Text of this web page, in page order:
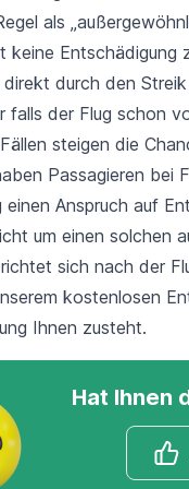
als
keine Entschädigung
direkt durch den
der Flug schon
steigen die
Passagieren bei
einen Anspruch auf
um einen solchen
sich nach der
kostenlosen
Ihnen zusteht.
Hat Ihnen